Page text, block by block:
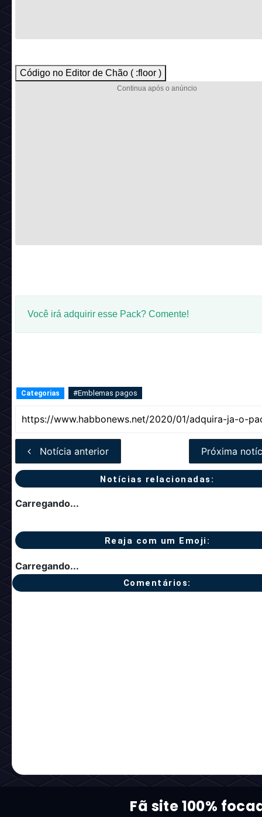
Código no Editor de Chão ( :floor )
Você irá adquirir esse Pack? Comente!
Categorias #Emblemas pagos
Notícia anterior Próxima
Notícias relacionadas:
Carregando...
Reaja com um Emoji:
Carregando...
Comentários:
Fã site 100%